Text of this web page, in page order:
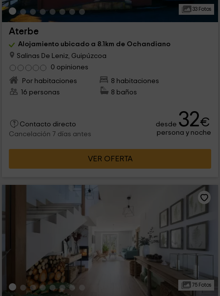
33 Fotos
Aterbe
Alojamiento ubicado a 8.1km de Ochandiano
Salinas De Leniz, Guipúzcoa
0 opiniones
Por habitaciones
8 habitaciones
16 personas
8 baños
Contacto directo
Cancelación 7 días antes
desde 32€
persona y noche
VER OFERTA
75 Fotos